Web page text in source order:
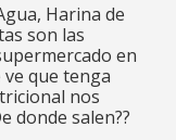
Harina de
son las
en
que tenga
nos
donde salen??